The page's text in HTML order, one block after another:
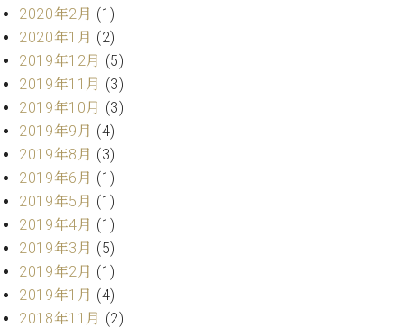
ス
(
調
律
)
ア
フ
タ
ー
ー
ビ
ス
(調
律)
2020年2月 (1)
2020年1月 (2)
2019年12月 (5)
2019年11月 (3)
2019年10月 (3)
2019年9月 (4)
2019年8月 (3)
2019年6月 (1)
2019年5月 (1)
2019年4月 (1)
2019年3月 (5)
2019年2月 (1)
2019年1月 (4)
2018年11月 (2)